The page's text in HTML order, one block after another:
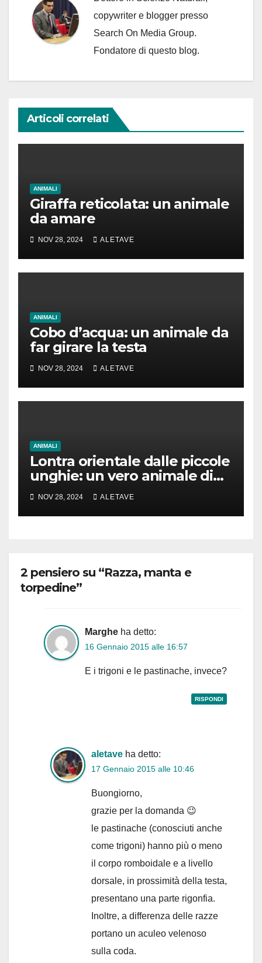
copywriter e blogger presso
Search On Media Group.
Fondatore di questo blog.
Articoli correlati
ANIMALI
Giraffa reticolata: un animale
da amare
NOV 28, 2024 ALETAVE
ANIMALI
Cobo d’acqua: un animale da
far girare la testa
NOV 28, 2024 ALETAVE
ANIMALI
Lontra orientale dalle piccole
unghie: un vero animale di
cui parlare
NOV 28, 2024 ALETAVE
2 pensiero su “Razza, manta e
torpedine”
Marghe ha detto:
16 Gennaio 2015 alle 16:57
E i trigoni e le pastinache, invece?
RISPONDI
aletave ha detto:
17 Gennaio 2015 alle 10:46
Buongiorno,
grazie per la domanda 😉
le pastinache (conosciuti anche
come trigoni) hanno più o meno
il corpo romboidale e a livello
dorsale, in prossimità della testa,
presentano una parte rigonfia.
Inoltre, a differenza delle razze
portano un aculeo velenoso
sulla coda.